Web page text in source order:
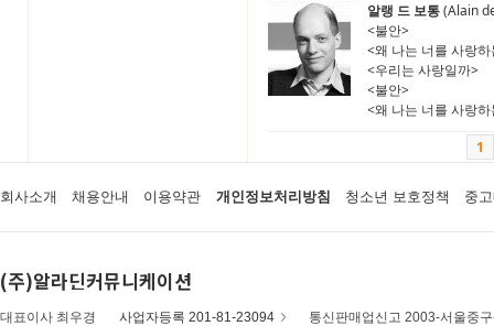
알랭 드 보통(Alain
<불안>
<왜 나는 너를 사랑
<우리는 사랑일까>
<불안>
<왜 나는 너를 사랑
1
회사소개 채용안내 이용약관 개인정보처리방침 청소년 보호정책 중
(주)알라딘커뮤니케이션
대표이사 최우경 사업자등록 201-81-23094
통신판매업신고 2003-서울중